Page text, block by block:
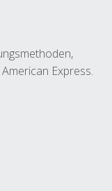
Express.